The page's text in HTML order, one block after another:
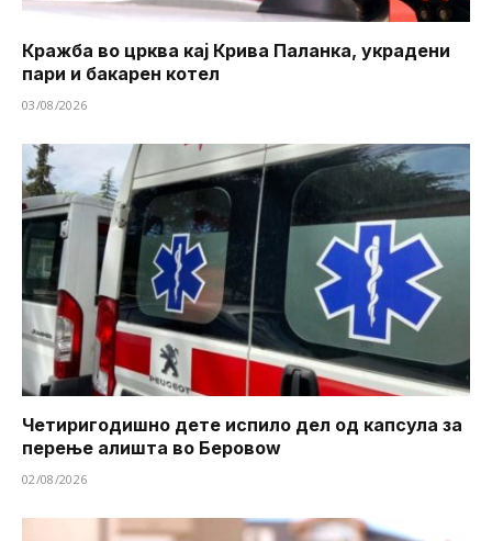
Кражба во црква кај Крива Паланка, украдени
пари и бакарен котел
03/08/2026
Четиригодишно дете испило дел од капсула за
перење алишта во Беровоw
02/08/2026